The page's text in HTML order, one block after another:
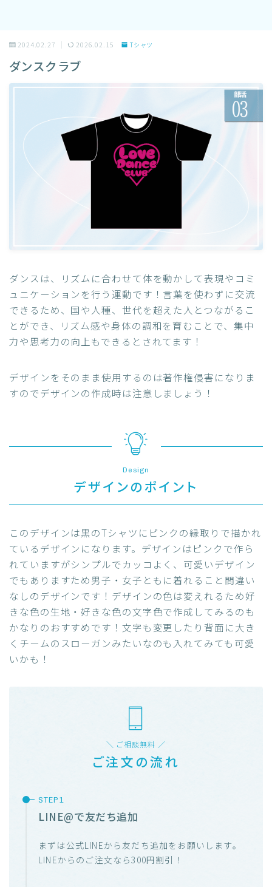
2024.02.27 2026.02.15 Tシャツ
ダンスクラブ
ダンスは、リズムに合わせて体を動かして表現やコミ
ュニケーションを行う運動です！言葉を使わずに交流
できるため、国や人種、世代を超えた人とつながるこ
とができ、リズム感や身体の調和を育むことで、集中
力や思考力の向上もできるとされてます！
デザインをそのまま使用するのは著作権侵害になりま
すのでデザインの作成時は注意しましょう！
Design
デザインのポイント
このデザインは黒のTシャツにピンクの縁取りで描かれ
ているデザインになります。デザインはピンクで作ら
れていますがシンプルでカッコよく、可愛いデザイン
でもありますため男子・女子ともに着れること間違い
なしのデザインです！デザインの色は変えれるため好
きな色の生地・好きな色の文字色で作成してみるのも
かなりのおすすめです！文字も変更したり背面に大き
くチームのスローガンみたいなのも入れてみても可愛
いかも！
＼ ご相談無料 ／
ご注文の流れ
LINE@で友だち追加
まずは公式LINEから友だち追加をお願いします。
LINEからのご注文なら300円割引！